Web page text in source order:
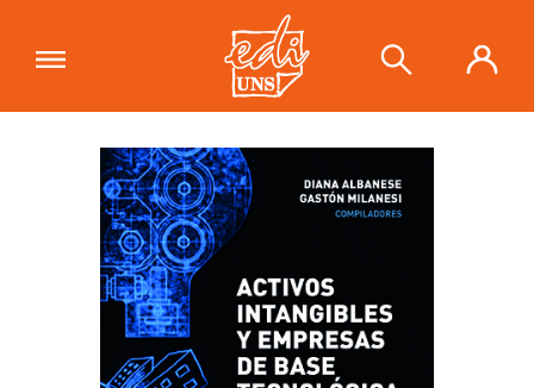
"Activos intangibles y empresas de
base tecnológica. Aspectos legales,
contables e impositivos"
se ha
añadido a tu carrito.
Ver carrito